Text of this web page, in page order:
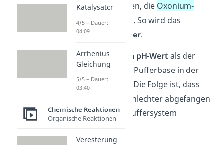
abgefangen werden, die Oxonium-
Ionenjedoch nicht. So wird das
Puffersystem
saurer.
Bei einemhöheren pH-Wert als der
pKs-Wertist mehr Pufferbase in der
Lösung enthalten. Die Folge ist, dass
schlechter abgefangen
werden und das Puffersystem
Katalysator
4/5 – Dauer:
04:09
Arrhenius
Gleichung
5/5 – Dauer:
03:40
Chemische Reaktionen
Organische Reaktionen
Veresterung